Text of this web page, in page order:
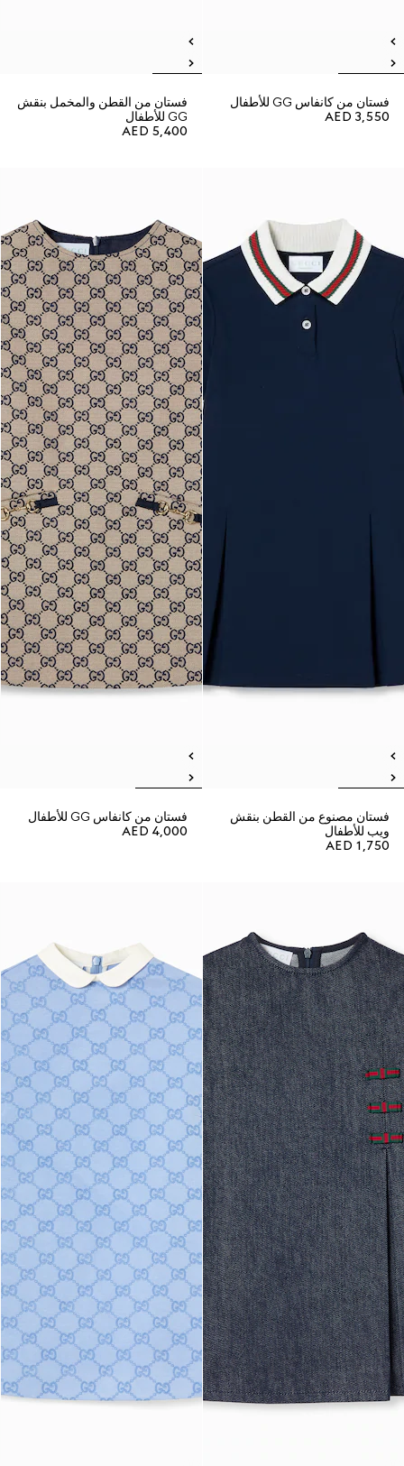
فستان من كانفاس GG للأطفال
AED 3,550
فستان من القطن والمخمل بنقش
GG للأطفال
AED 5,400
فستان مصنوع من القطن بنقش
ويب للأطفال
AED 1,750
فستان من كانفاس GG للأطفال
AED 4,000